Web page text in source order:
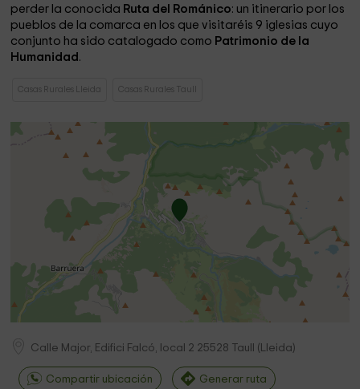
perder la conocida Ruta del Románico: un itinerario por los
pueblos de la comarca en los que visitaréis 9 iglesias cuyo
conjunto ha sido catalogado como Patrimonio de la
Humanidad .
Casas Rurales Lleida Casas Rurales Taull
Calle Major, Edifici Falcó, local 2 25528 Taull ( Lleida)
Compartir ubicación Generar ruta